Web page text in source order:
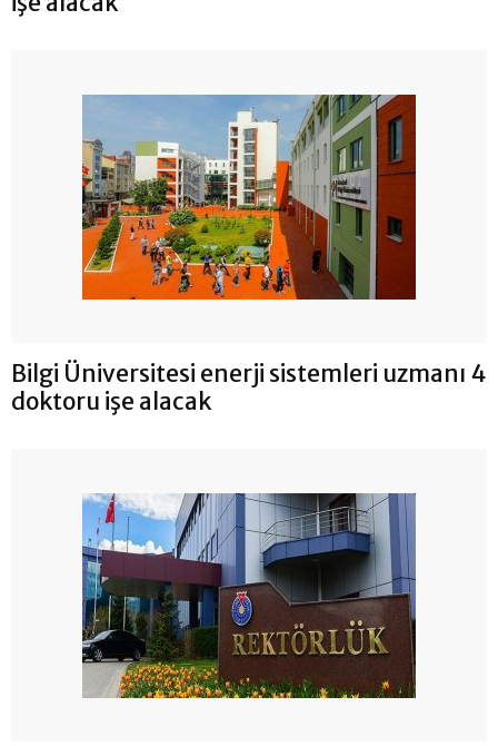
Bilgi Üniversitesi enerji sistemleri uzmanı 4
doktoru işe alacak